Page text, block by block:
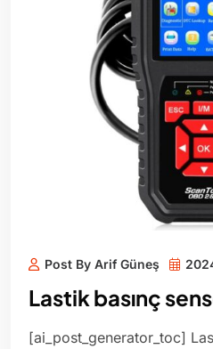
Post By Arif Güneş
Lastik basınç
[ai_post_generator_toc]